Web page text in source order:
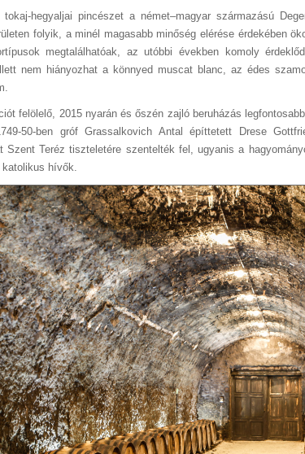
hegyaljai pincészet a német–magyar származású
folyik, a minél magasabb minőség elérése érdekében
megtalálhatóak, az utóbbi években komoly
nem hiányozhat a könnyed muscat blanc, az édes
felölelő, 2015 nyarán és őszén zajló beruházás
50-ben gróf Grassalkovich Antal építtetett Drese
Szent Teréz tiszteletére szentelték fel, ugyanis a
hívők.